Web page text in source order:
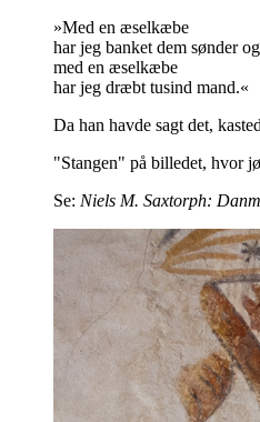
»Med en æselkæbe
har jeg banket dem sønder
med en æselkæbe
har jeg dræbt tusind mand.«
Da han havde sagt det,
"Stangen" på billedet, hvor
Se: Niels M. Saxtorph: